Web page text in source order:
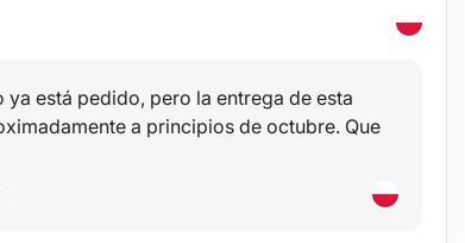
ya está pedido, pero la entrega de esta
a principios de octubre. Que